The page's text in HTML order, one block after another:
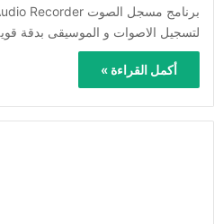
لتسجيل الاصوات و الموسيقى بدقة
أكمل القراءة »